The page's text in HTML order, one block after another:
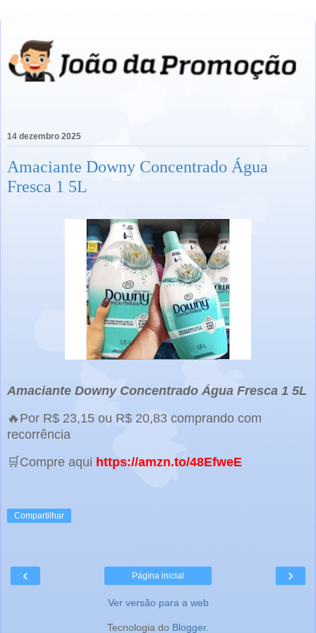
14 dezembro 2025
Amaciante Downy Concentrado Água
Fresca 1 5L
Amaciante Downy Concentrado Água Fresca 1 5L
🔥Por R$ 23,15 ou R$ 20,83 comprando com
recorrência
🛒Compre aqui https://amzn.to/48EfweE
Compartilhar
‹ ›
Página inicial
Ver versão para a web
Tecnologia do Blogger.